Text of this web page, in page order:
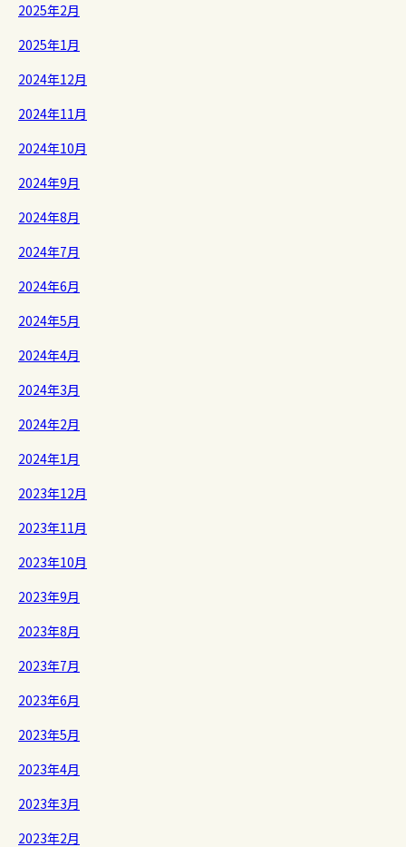
2025年2月
2025年1月
2024年12月
2024年11月
2024年10月
2024年9月
2024年8月
2024年7月
2024年6月
2024年5月
2024年4月
2024年3月
2024年2月
2024年1月
2023年12月
2023年11月
2023年10月
2023年9月
2023年8月
2023年7月
2023年6月
2023年5月
2023年4月
2023年3月
2023年2月